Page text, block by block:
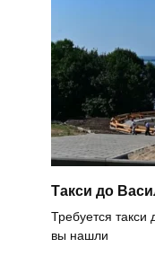
Такси до
Требуется такси
вы нашли